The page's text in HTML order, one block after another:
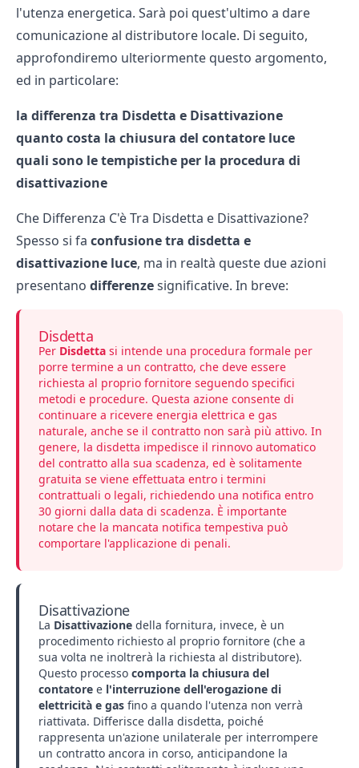
l'utenza energetica. Sarà poi quest'ultimo a dare
comunicazione al distributore locale. Di seguito,
approfondiremo ulteriormente questo argomento,
ed in particolare:
la differenza tra Disdetta e Disattivazione
quanto costa la chiusura del contatore luce
quali sono le tempistiche per la procedura di
disattivazione
Che Differenza C'è Tra Disdetta e Disattivazione?
Spesso si fa confusione tra disdetta e
disattivazione luce, ma in realtà queste due azioni
presentano differenzesignificative. In breve:
Disdetta
Per Disdetta si intende una procedura formale per
porre termine a un contratto, che deve essere
richiesta al proprio fornitore seguendo specifici
metodi e procedure. Questa azione consente di
continuare a ricevere energia elettrica e gas
naturale, anche se il contratto non sarà più attivo. In
genere, la disdetta impedisce il rinnovo automatico
del contratto alla sua scadenza, ed è solitamente
gratuita se viene effettuata entro i termini
contrattuali o legali, richiedendo una notifica entro
30 giorni dalla data di scadenza. È importante
notare che la mancata notifica tempestiva può
comportare l'applicazione di penali.
Disattivazione
La Disattivazione della fornitura, invece, è un
procedimento richiesto al proprio fornitore (che a
sua volta ne inoltrerà la richiesta al distributore).
Questo processo comporta la chiusura del
contatore e l'interruzione dell'erogazione di
elettricità e gas fino a quando l'utenza non verrà
riattivata. Differisce dalla disdetta, poiché
rappresenta un'azione unilaterale per interrompere
un contratto ancora in corso, anticipandone la